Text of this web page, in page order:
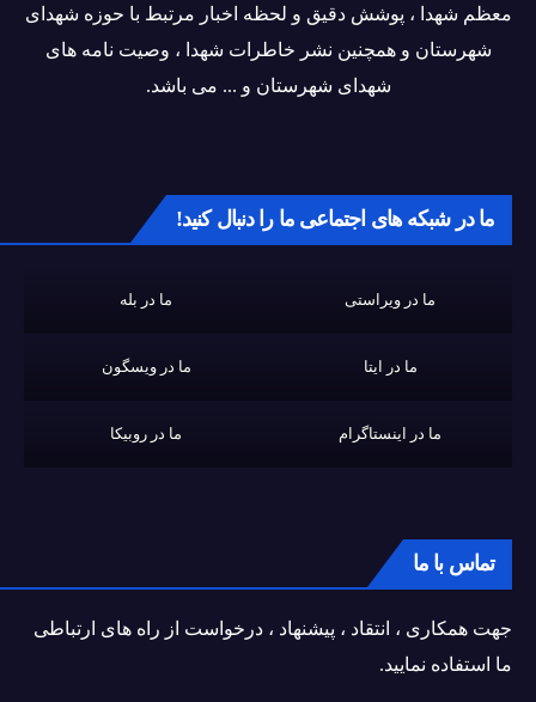
معظم شهدا ، پوشش دقیق و لحظه اخبار مرتبط با حوزه شهدای
شهرستان و همچنین نشر خاطرات شهدا ، وصیت نامه های
شهدای شهرستان و ... می باشد.
ما در شبکه های اجتماعی ما را دنبال کنید!
ما در ویراستی ما در بله
ما در ایتا ما در ویسگون
ما در اینستاگرام ما در روبیکا
تماس با ما
جهت همکاری ، انتقاد ، پیشنهاد ، درخواست از راه های ارتباطی
ما استفاده نمایید.